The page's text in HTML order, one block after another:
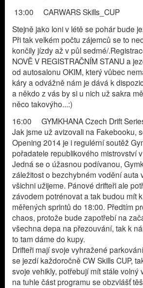
13:00 CARWARS Skills_CUP
Stejně jako loni v létě se pohár bude
Při tak velkém počtu zájemců se to
končily jízdy až v půl sedmé/
NOVĚ V REGISTRAČNÍM STANU a
od autosalonu OKIM, který vůbec
káry a odvážně nám je dává k
a někdo z vás by si u nich už sakra
něco takovýho...:)
16:00 GYMKHANA Czech Drift
Jak jsme už avizovali na Fakebooku,
Opening 2014 je i regulérní soutěž
pořadatele republikového mistrovství
Jedná se o úžasnou podívanou,
záležitost o bezchybném vodění auta
všichni užijeme. Pánové drifteři ale
závodem potrénovat a tak budou mít
měřených sprintů do 18:00. Předtím
chaos, protože bude zapotřebí na
všechna depa na přezouvání, tak k
to tam dáme do kupy.
Drifteři mají svoje vyhražené
se jezdí každoročně CW Skills CUP,
svoje vehikly, potřebují mít stále volný
na tuhle část programu se obzvlášť